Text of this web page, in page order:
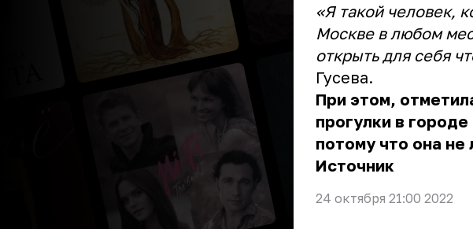
«Я такой человек,
Москве в любом
открыть для себя
Гусева.
При этом,
прогулки в
потому что она не
Источник
24 октября 21:00 2022